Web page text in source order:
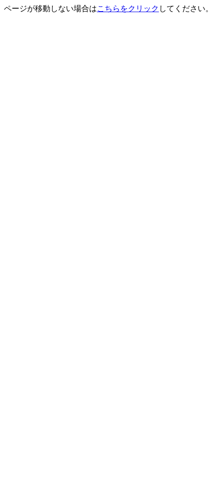
ページが移動しない場合はこちらをクリック してください。